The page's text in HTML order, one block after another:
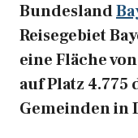
Bundesland
Reisegebiet
eine Fläche
auf Platz
Gemeinden in